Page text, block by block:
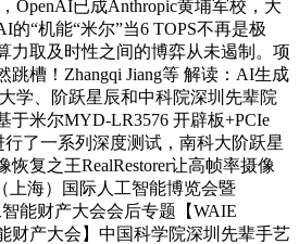
OpenAI已成Anthropic黄埔军校，大
“机能“米尔”当6 TOPS不再是极
力取及时性之间的博弈从未遏制。项
跳槽！Zhangqi Jiang等 解读：AI生成
学、阶跃星辰和中科院深圳先辈院
于米尔MYD-LR3576 开辟板+PCIe
了一系列深度测试，南科大阶跃星
恢复之王RealRestorer让高帧率摄像
上海）国际人工智能博览会暨
能财产大会会后专题【WAIE
财产大会】中国科学院深圳先辈手艺